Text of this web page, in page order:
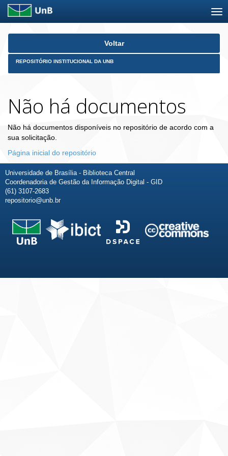
Skip
Voltar
REPOSITÓRIO INSTITUCIONAL DA UNB
Não há documentos
Não há documentos disponíveis no repositório de acordo com a
sua solicitação.
Página inicial do repositório
Universidade de Brasília - Biblioteca Central
Coordenadoria de Gestão da Informação Digital - GID
(61) 3107-2683
repositorio@unb.br